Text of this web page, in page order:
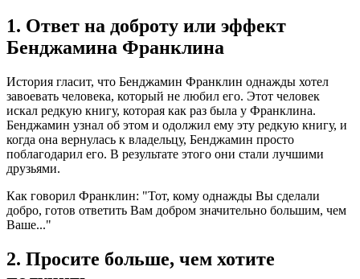
1. Ответ на доброту или эффект
Бенджамина Франклина
История гласит, что Бенджамин Франклин однажды хотел
завоевать человека, который не любил его. Этот человек
искал редкую книгу, которая как раз была у Франклина.
Бенджамин узнал об этом и одолжил ему эту редкую книгу, и
когда она вернулась к владельцу, Бенджамин просто
поблагодарил его. В результате этого они стали лучшими
друзьями.
Как говорил Франклин: "Тот, кому однажды Вы сделали
добро, готов ответить Вам добром значительно большим, чем
Ваше..."
2. Просите больше, чем хотите